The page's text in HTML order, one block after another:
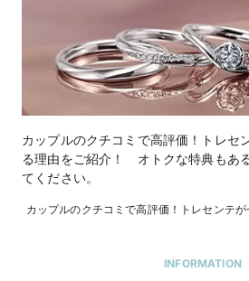
カップルのクチコミで高評価！トレセ
る理由をご紹介！ オトクな特典もあ
てください。
カップルのクチコミで高評価！トレセンテ
INFORMATION